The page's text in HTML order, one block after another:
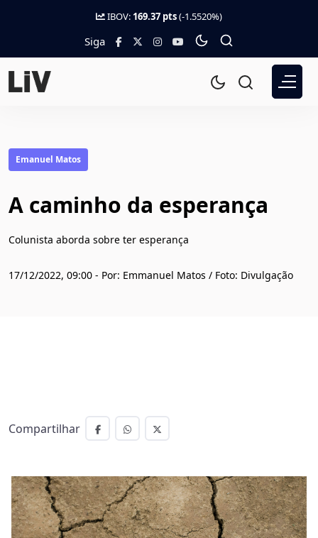
IBOV: 169.37 pts(-1.5520%)
Siga
Emanuel Matos
A caminho da esperança
Colunista aborda sobre ter esperança
17/12/2022, 09:00 - Por: Emmanuel Matos / Foto: Divulgação
Compartilhar